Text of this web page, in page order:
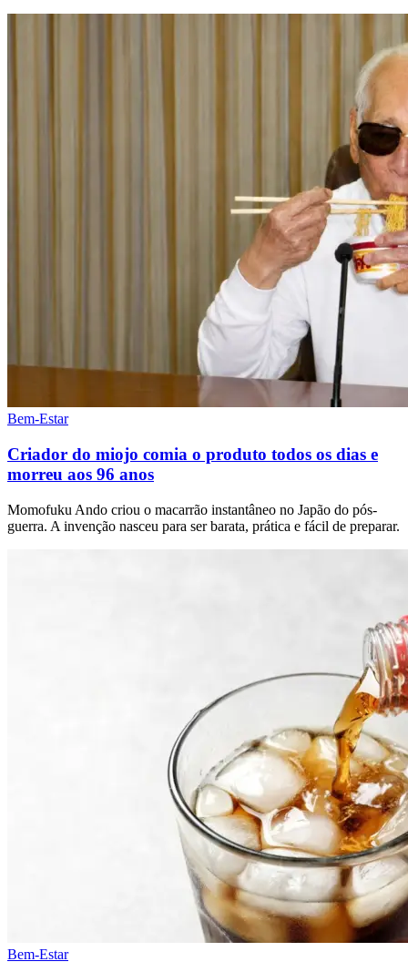
Bem-Estar
Criador do miojo comia o produto todos os dias e
morreu aos 96 anos
Momofuku Ando criou o macarrão instantâneo no Japão do pós-
guerra. A invenção nasceu para ser barata, prática e fácil de preparar.
Bem-Estar